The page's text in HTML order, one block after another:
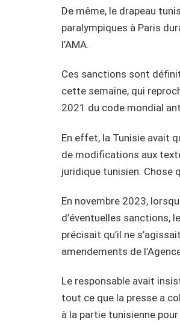
De même, le drapeau
paralympiques à Paris
l’AMA.
Ces sanctions sont
cette semaine, qui
2021 du code mondial
En effet, la Tunisie avait
de modifications aux
juridique tunisien. Chose
En novembre 2023,
d’éventuelles sanctions,
précisait qu’il ne
amendements de
Le responsable avait
tout ce que la presse a
à la partie tunisienne